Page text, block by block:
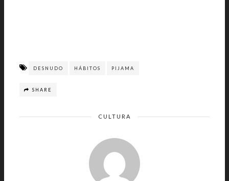
DESNUDO HÁBITOS PIJAMA
SHARE
CULTURA